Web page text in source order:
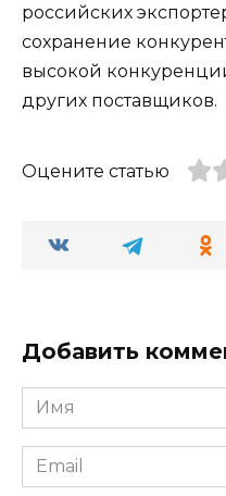
российских
сохранение
высокой
других поставщиков.
Оцените статью
Добавить
Имя
*
Email
*